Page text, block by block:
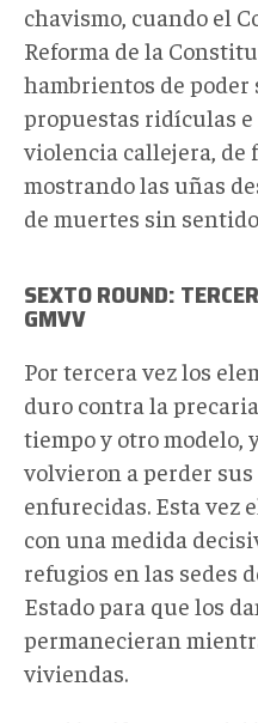
chavismo, cuando el
Reforma de la
hambrientos de poder
propuestas ridículas
violencia callejera, de
mostrando las uñas
de muertes sin
SEXTO ROUND:
GMVV
Por tercera vez los
duro contra la
tiempo y otro modelo,
volvieron a perder sus
enfurecidas. Esta vez
con una medida
refugios en las sedes
Estado para que los
permanecieran
viviendas.